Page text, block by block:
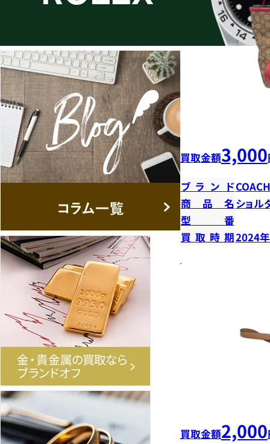
買取金額3,000
ブランドCOACH
商品名 ショル
型番
買取時期2024
買取金額2,000